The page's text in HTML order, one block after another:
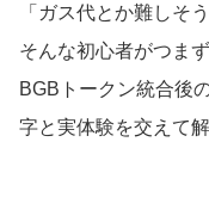
「ガス代とか難しそ
そんな初心者がつま
BGBトークン統合後
字と実体験を交えて